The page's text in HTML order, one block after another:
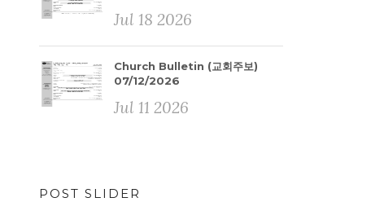
Jul 18 2026
Church Bulletin (교회주보)
07/12/2026
Jul 11 2026
POST SLIDER